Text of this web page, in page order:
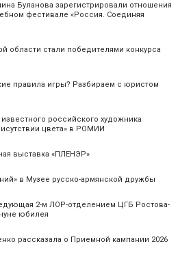
Буланова зарегистрировали отношения
фестивале «Россия. Соединяя
области стали победителями конкурса
правила игры? Разбираем с юристом
российского художника
цвета» в РОМИИ
выставка «ПЛЕНЭР»
в Музее русско-армянской дружбы
2-м ЛОР-отделением ЦГБ Ростова-
юбилея
рассказала о Приемной кампании 2026